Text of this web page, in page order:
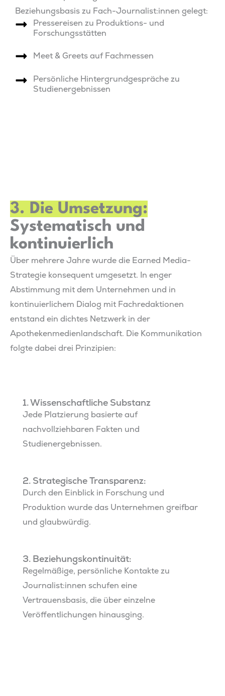
Beziehungsbasis zu Fach-Journalist:innen gelegt:
Pressereisen zu Produktions- und
Forschungsstätten
Meet & Greets auf Fachmessen
Persönliche Hintergrundgespräche zu
Studienergebnissen
3. Die Umsetzung:
Systematisch und
kontinuierlich
Über mehrere Jahre wurde die Earned Media-
Strategie konsequent umgesetzt. In enger
Abstimmung mit dem Unternehmen und in
kontinuierlichem Dialog mit Fachredaktionen
entstand ein dichtes Netzwerk in der
Apothekenmedienlandschaft. Die Kommunikation
folgte dabei drei Prinzipien:
1. Wissenschaftliche Substanz
Jede Platzierung basierte auf
nachvollziehbaren Fakten und
Studienergebnissen.
2. Strategische Transparenz:
Durch den Einblick in Forschung und
Produktion wurde das Unternehmen greifbar
und glaubwürdig.
3. Beziehungskontinuität:
Regelmäßige, persönliche Kontakte zu
Journalist:innen schufen eine
Vertrauensbasis, die über einzelne
Veröffentlichungen hinausging.